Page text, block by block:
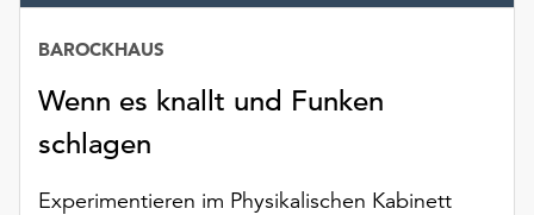
Sie
verwendeten
Cookies
anpassen,
erreichen
Wenn es knallt und Funken
schlagen
BAROCKHAUS
Experimentieren im Physikalischen Kabinett